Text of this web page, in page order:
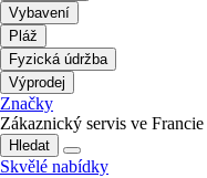
Vybavení
Pláž
Fyzická údržba
Výprodej
Značky
Zákaznický servis ve Francie
Hledat
Skvělé nabídky